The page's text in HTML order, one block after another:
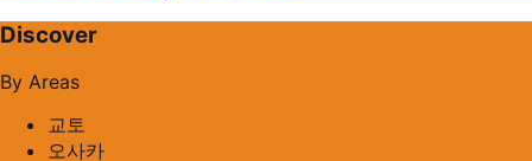
Discover
By Areas
교토
오사카